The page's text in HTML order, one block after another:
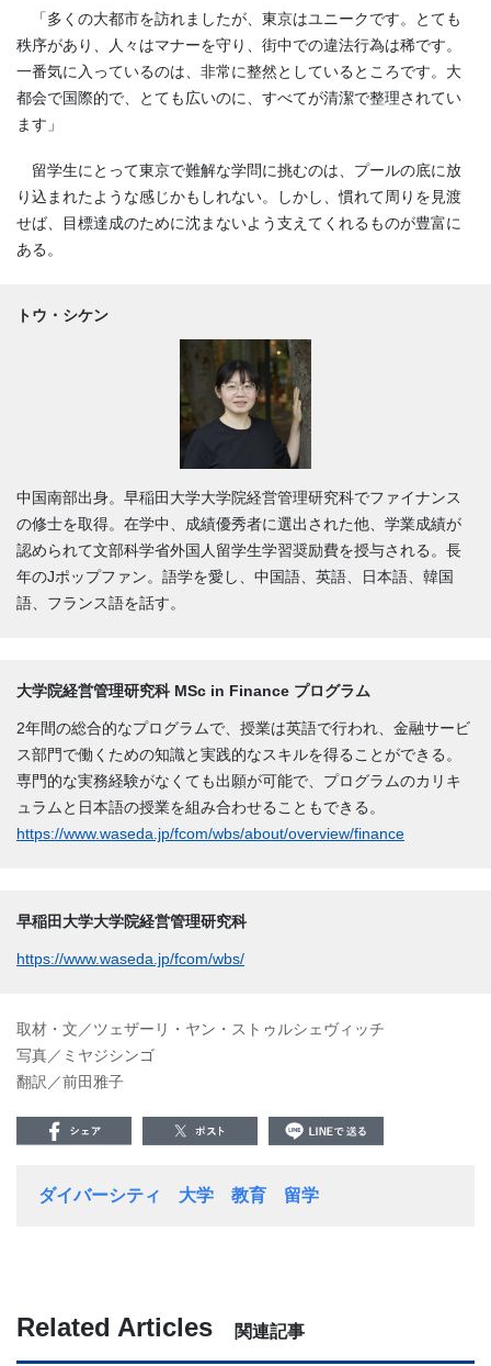
「多くの大都市を訪れましたが、東京はユニークです。とても
秩序があり、人々はマナーを守り、街中での違法行為は稀です。
一番気に入っているのは、非常に整然としているところです。大
都会で国際的で、とても広いのに、すべてが清潔で整理されてい
ます」
留学生にとって東京で難解な学問に挑むのは、プールの底に放
り込まれたような感じかもしれない。しかし、慣れて周りを見渡
せば、目標達成のために沈まないよう支えてくれるものが豊富に
ある。
トウ・シケン
中国南部出身。早稲田大学大学院経営管理研究科でファイナンス
の修士を取得。在学中、成績優秀者に選出された他、学業成績が
認められて文部科学省外国人留学生学習奨励費を授与される。長
年のJポップファン。語学を愛し、中国語、英語、日本語、韓国
語、フランス語を話す。
大学院経営管理研究科 MSc in Finance プログラム
2年間の総合的なプログラムで、授業は英語で行われ、金融サービ
ス部門で働くための知識と実践的なスキルを得ることができる。
専門的な実務経験がなくても出願が可能で、プログラムのカリキ
ュラムと日本語の授業を組み合わせることもできる。
https://www.waseda.jp/fcom/wbs/about/overview/finance
早稲田大学大学院経営管理研究科
https://www.waseda.jp/fcom/wbs/
取材・文／ツェザーリ・ヤン・ストゥルシェヴィッチ
写真／ミヤジシンゴ
翻訳／前田雅子
ダイバーシティ 大学 教育 留学
Related Articles 関連記事